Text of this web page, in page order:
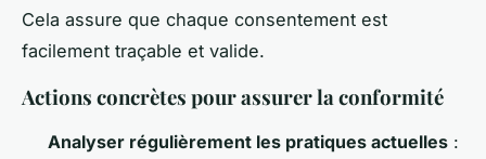
Cela assure que chaque consentement est
facilement traçable et valide.
Actions concrètes pour assurer la conformité
Analyser régulièrement les pratiques actuelles :